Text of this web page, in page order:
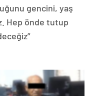
gencini, yaş
Hep önde tutup